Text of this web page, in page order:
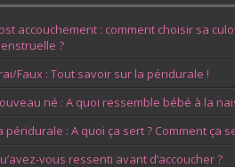
accouchement : comment choisir sa
?
Faux : Tout savoir sur la péridurale !
né : A quoi ressemble bébé à la
péridurale : A quoi ça sert ? Comment ça
vous ressenti avant d’accoucher ?